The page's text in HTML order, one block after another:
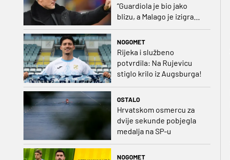
“Guardiola je bio jako
blizu, a Malago je izigrao
NOGOMET
Rijeka i službeno
potvrdila: Na Rujevicu
stiglo krilo iz Augsburga!
OSTALO
Hrvatskom osmercu za
dvije sekunde pobjegla
medalja na SP-u
NOGOMET